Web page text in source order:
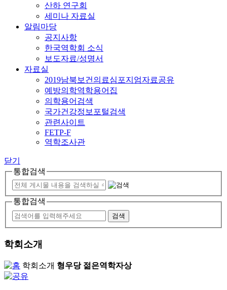
산하 연구회
세미나 자료실
알림마당
공지사항
한국역학회 소식
보도자료/성명서
자료실
2019남북보건의료심포지엄자료공유
예방의학역학용어집
의학용어검색
국가건강정보포털검색
관련사이트
FETP-F
역학조사관
닫기
통합검색
통합검색
학회소개
학회소개 형우당 젊은역학자상